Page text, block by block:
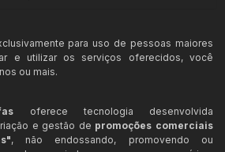
para uso de pessoas maiores
e utilizar os serviços oferecidos, você
ou mais.
oferece tecnologia desenvolvida
e gestão de promoções comerciais
, não endossando, promovendo ou